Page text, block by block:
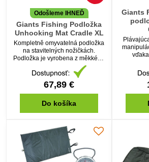
Odošleme IHNEĎ
Giants Fishing Podložka
Unhooking Mat Cradle XL
Kompletně omyvatelná podložka
na stavitelných nožičkách.
Podložka je vyrobena z měkkého
PVC čímž maximálně chrání Váš
úlovek.
67,89 €
Do košíka
Giants